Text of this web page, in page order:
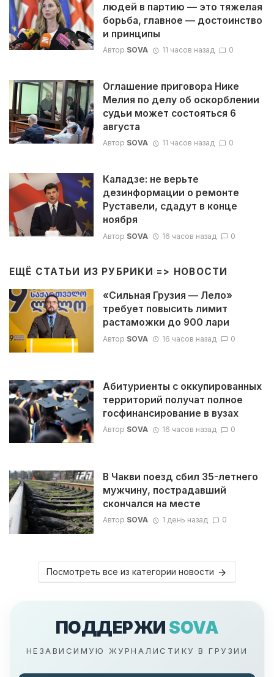
людей в партию — это тяжелая
борьба, главное — достоинство
и принципы
Автор SOVA 11 часов назад 0
Оглашение приговора Нике
Мелия по делу об оскорблении
судьи может состояться 6
августа
Автор SOVA 11 часов назад 0
Каладзе: не верьте
дезинформации о ремонте
Руставели, сдадут в конце
ноября
Автор SOVA 16 часов назад 0
ЕЩЁ СТАТЬИ ИЗ РУБРИКИ => НОВОСТИ
«Сильная Грузия — Лело»
требует повысить лимит
растаможки до 900 лари
Автор SOVA 16 часов назад 0
Абитуриенты с оккупированных
территорий получат полное
госфинансирование в вузах
Автор SOVA 16 часов назад 0
В Чакви поезд сбил 35-летнего
мужчину, пострадавший
скончался на месте
Автор SOVA 1 день назад 0
Посмотреть все из категории новости
ПОДДЕРЖИ SOVA
НЕЗАВИСИМУЮ ЖУРНАЛИСТИКУ В ГРУЗИИ